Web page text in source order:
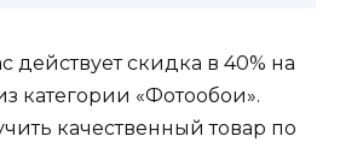
действует скидка в 40% на
категории «Фотообои».
качественный товар по